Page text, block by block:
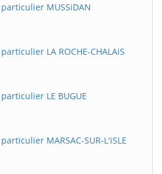
MUSSiDAN
LA ROCHE-CHALAiS
LE BUGUE
MARSAC-SUR-L'iSLE